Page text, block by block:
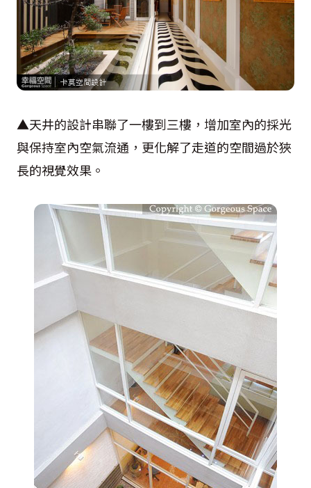
▲天井的設計串聯了一樓到三樓，增加室內的採光
與保持室內空氣流通，更化解了走道的空間過於狹
長的視覺效果。